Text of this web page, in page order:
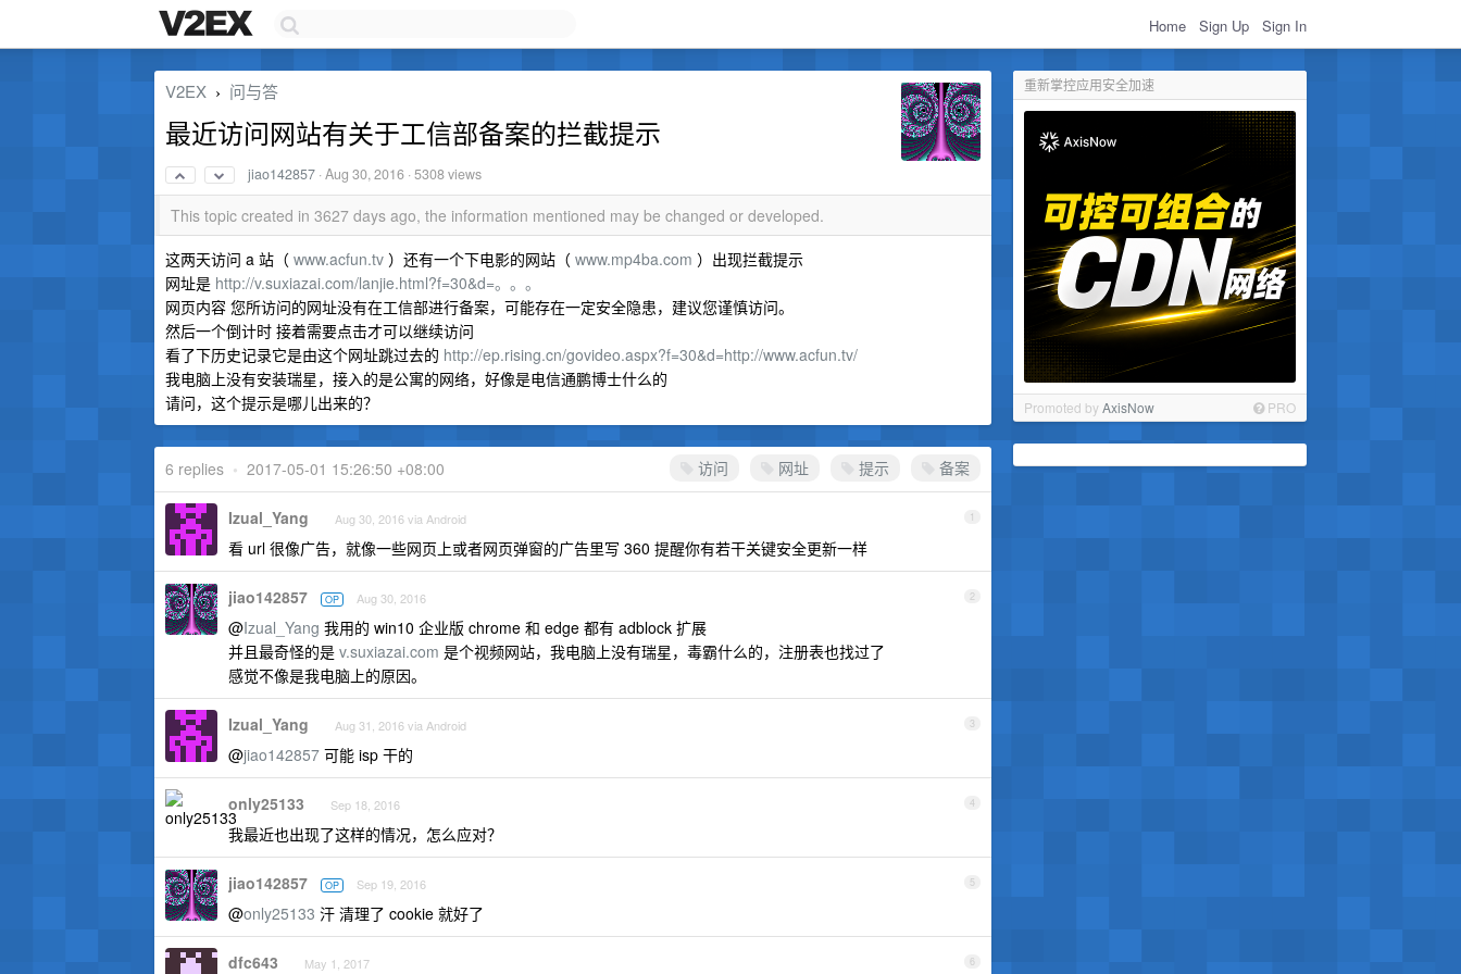
Home Sign Up Sign In
重新掌控应用安全加速
Promoted byAxisNow PRO
V2EX › 问与答
最近访问网站有关于工信部备案的拦截提示
jiao142857 ·Aug 30, 2016 · 5308 views
This topic created in 3627 days ago, the information mentioned may be changed or developed.
这两天访问 a 站（ www.acfun.tv ）还有一个下电影的网站（ www.mp4ba.com ）出现拦截提示
网址是 http://v.suxiazai.com/lanjie.html?f=30&d=。。。
网页内容 您所访问的网址没有在工信部进行备案，可能存在一定安全隐患，建议您谨慎访问。
然后一个倒计时 接着需要点击才可以继续访问
看了下历史记录它是由这个网址跳过去的 http://ep.rising.cn/govideo.aspx?f=30&d=http://www.acfun.tv/
我电脑上没有安装瑞星，接入的是公寓的网络，好像是电信通鹏博士什么的
请问，这个提示是哪儿出来的？
访问 网址 提示 备案
6 replies • 2017-05-01 15:26:50 +08:00
1
Izual_Yang Aug 30, 2016 via Android
看 url 很像广告，就像一些网页上或者网页弹窗的广告里写 360 提醒你有若干关键安全更新一样
2
jiao142857 OP Aug 30, 2016
@Izual_Yang 我用的 win10 企业版 chrome 和 edge 都有 adblock 扩展
并且最奇怪的是 v.suxiazai.com 是个视频网站，我电脑上没有瑞星，毒霸什么的，注册表也找过了
感觉不像是我电脑上的原因。
3
Izual_Yang Aug 31, 2016 via Android
@jiao142857 可能 isp 干的
4
only25133 Sep 18, 2016
我最近也出现了这样的情况，怎么应对？
5
jiao142857 OP Sep 19, 2016
@only25133 汗 清理了 cookie 就好了
6
dfc643 May 1, 2017